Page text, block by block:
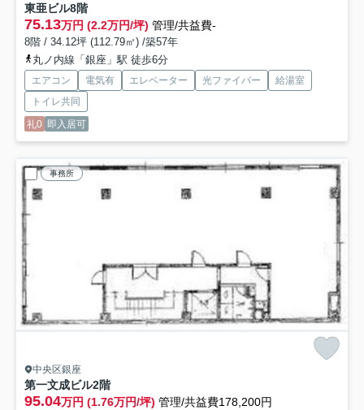
東亜ビル8階
75.13万円 (2.2万円/坪) 管理/共益費-
8階 / 34.12坪 (112.79㎡) /築57年
丸ノ内線「銀座」駅 徒歩6分
エアコン 電気有 エレベーター 光ファイバー
給湯室
トイレ共同
礼0 即入居可
事務所
中央区銀座
第一文成ビル2階
95.04万円 (1.76万円/坪) 管理/共益費178,200円